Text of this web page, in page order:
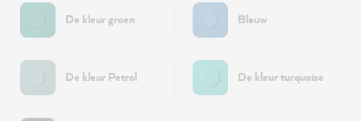
De kleur groen Blauw
De kleur Petrol De kleur turquoise